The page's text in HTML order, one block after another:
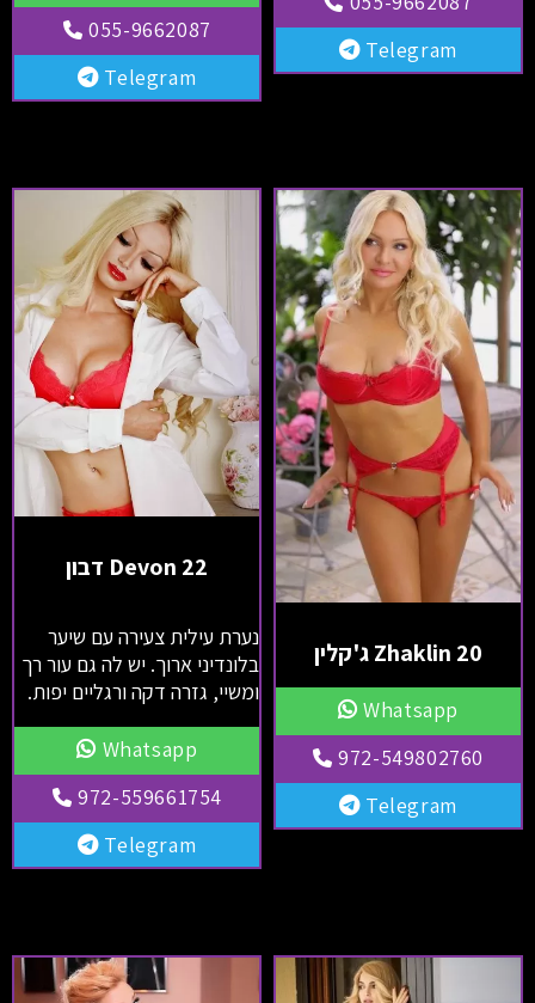
Telegram
055-9662087
Telegram
Zhaklin 20 ג'קלין
Whatsapp
972-549802760
Telegram
Devon 22 דבון
נערת עילית צעירה עם שיער
בלונדיני ארוך. יש לה גם עור רך
ומשיי, גזרה דקה ורגליים יפות.
Whatsapp
972-559661754
Telegram